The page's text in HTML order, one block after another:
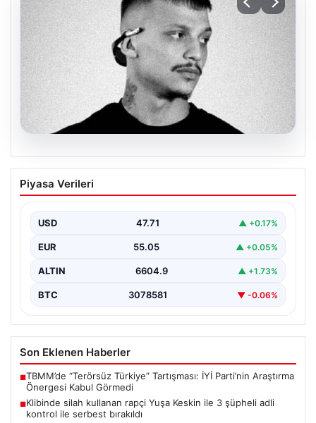
06.08.2026
Klibinde silah kullanan rapçi Yuşa
Keskin ile 3 şüpheli adli kontrol ile
Piyasa Verileri
USD 47.71 ▲ +0.17%
EUR 55.05 ▲ +0.05%
ALTIN 6604.9 ▲ +1.73%
BTC 3078581 ▼ -0.06%
Son Eklenen Haberler
■TBMM’de “Terörsüz Türkiye” Tartışması: İYİ Parti’nin Araştırma
Önergesi Kabul Görmedi
■Klibinde silah kullanan rapçi Yuşa Keskin ile 3 şüpheli adli
kontrol ile serbest bırakıldı